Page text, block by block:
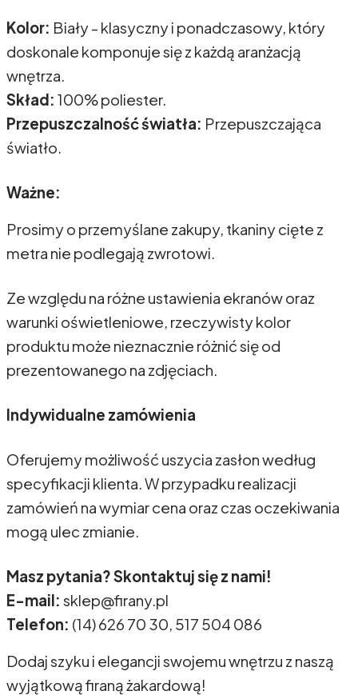
Kolor: Biały - klasyczny i ponadczasowy, który
doskonale komponuje się z każdą aranżacją
wnętrza.
Skład: 100% poliester.
Przepuszczalność światła: Przepuszczająca
światło.
Ważne:
Prosimy o przemyślane zakupy, tkaniny cięte z
metra nie podlegają zwrotowi.
Ze względu na różne ustawienia ekranów oraz
warunki oświetleniowe, rzeczywisty kolor
produktu może nieznacznie różnić się od
prezentowanego na zdjęciach.
Indywidualne zamówienia
Oferujemy możliwość uszycia zasłon według
specyfikacji klienta. W przypadku realizacji
zamówień na wymiar cena oraz czas oczekiwania
mogą ulec zmianie.
Masz pytania? Skontaktuj się z nami!
E-mail: sklep@firany.pl
Telefon: (14) 626 70 30, 517 504 086
Dodaj szyku i elegancji swojemu wnętrzu z naszą
wyjątkową firaną żakardową!